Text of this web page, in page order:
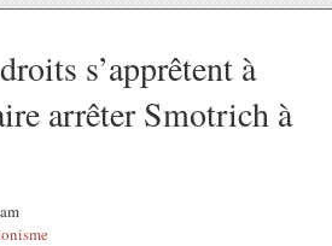
s’apprêtent à
arrêter Smotrich à